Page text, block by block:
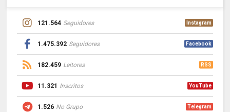
121.564 Seguidores Instagram
1.475.392 Seguidores Facebook
182.459 Leitores RSS
11.321 Inscritos YouTube
1.526 No Grupo Telegram